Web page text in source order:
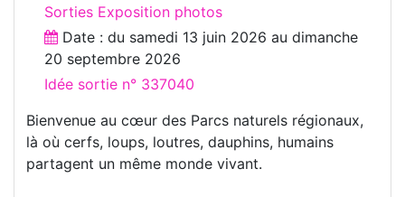
Sorties Exposition photos
Date : du samedi 13 juin 2026 au dimanche
20 septembre 2026
Idée sortie n° 337040
Bienvenue au cœur des Parcs naturels régionaux,
là où cerfs, loups, loutres, dauphins, humains
partagent un même monde vivant.